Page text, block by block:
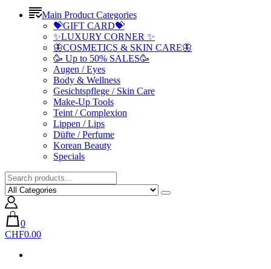
Main Product Categories
💝GIFT CARD💝
✨LUXURY CORNER ✨
🦋COSMETICS & SKIN CARE🦋
🥳 Up to 50% SALES🥳
Augen / Eyes
Body & Wellness
Gesichtspflege / Skin Care
Make-Up Tools
Teint / Complexion
Lippen / Lips
Düfte / Perfume
Korean Beauty
Specials
0
CHF0.00